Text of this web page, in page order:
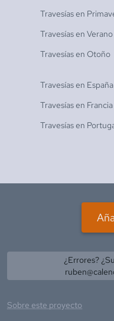
Travesías en
Travesías en Verano
Travesías en Otoño
Travesías en España
Travesías en Francia
Travesías en
¿Errores?
Sobre este proyecto